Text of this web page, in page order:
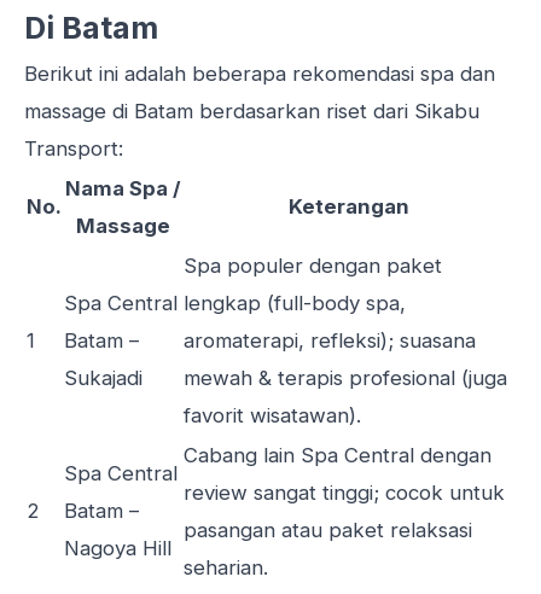
Di Batam
Berikut ini adalah beberapa rekomendasi spa dan
massage di Batam berdasarkan riset dari Sikabu
Transport:
No.
Nama Spa /
Massage
Keterangan
1
Spa Central
Batam –
Sukajadi
Spa populer dengan paket
lengkap (full-body spa,
aromaterapi, refleksi); suasana
mewah & terapis profesional (juga
favorit wisatawan).
2
Spa Central
Batam –
Nagoya Hill
Cabang lain Spa Central dengan
review sangat tinggi; cocok untuk
pasangan atau paket relaksasi
seharian.